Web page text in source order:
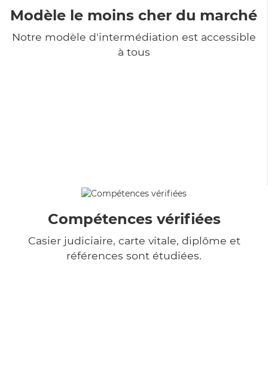
Modèle le moins cher du marché
Notre modèle d'intermédiation est accessible
à tous
Compétences vérifiées
Casier judiciaire, carte vitale, diplôme et
références sont étudiées.